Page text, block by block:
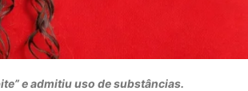
e admitiu uso de substâncias.